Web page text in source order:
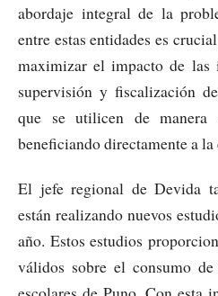
abordaje integral de la
entre estas entidades es
maximizar el impacto de
supervisión y fiscalización
que se utilicen de manera
beneficiando directamente a
El jefe regional de Devida
están realizando nuevos
año. Estos estudios
válidos sobre el consumo